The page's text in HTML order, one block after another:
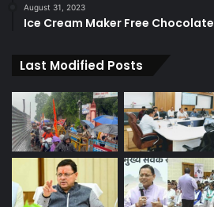
August 31, 2023
Ice Cream Maker Free Chocolate
Last Modified Posts